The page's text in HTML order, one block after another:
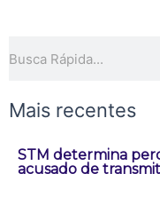
Mais recentes
STM determina
acusado de